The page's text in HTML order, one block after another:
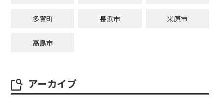
多賀町 長浜市 米原市
高島市
アーカイブ